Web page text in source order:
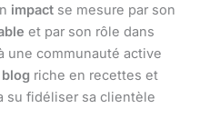
impact se mesure par son
et par son rôle dans
une communauté active
blog riche en recettes et
su fidéliser sa clientèle